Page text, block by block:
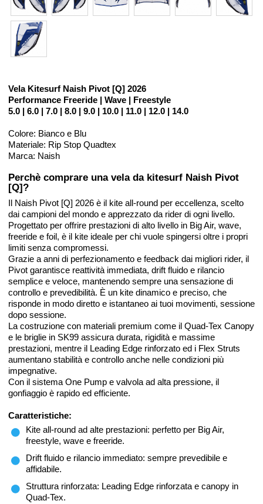
Vela Kitesurf Naish Pivot [Q] 2026
Performance Freeride | Wave | Freestyle
5.0 | 6.0 | 7.0 | 8.0 | 9.0 | 10.0 | 11.0 | 12.0 | 14.0
Colore: Bianco e Blu
Materiale: Rip Stop Quadtex
Marca: Naish
Perchè comprare una vela da kitesurf Naish Pivot
[Q]?
Il Naish Pivot [Q] 2026 è il kite all-round per eccellenza, scelto
dai campioni del mondo e apprezzato da rider di ogni livello.
Progettato per offrire prestazioni di alto livello in Big Air, wave,
freeride e foil, è il kite ideale per chi vuole spingersi oltre i propri
limiti senza compromessi.
Grazie a anni di perfezionamento e feedback dai migliori rider, il
Pivot garantisce reattività immediata, drift fluido e rilancio
semplice e veloce, mantenendo sempre una sensazione di
controllo e prevedibilità. È un kite dinamico e preciso, che
risponde in modo diretto e istantaneo ai tuoi movimenti, sessione
dopo sessione.
La costruzione con materiali premium come il Quad-Tex Canopy
e le briglie in SK99 assicura durata, rigidità e massime
prestazioni, mentre il Leading Edge rinforzato ed i Flex Struts
aumentano stabilità e controllo anche nelle condizioni più
impegnative.
Con il sistema One Pump e valvola ad alta pressione, il
gonfiaggio è rapido ed efficiente.
Caratteristiche:
Kite all-round ad alte prestazioni: perfetto per Big Air,
freestyle, wave e freeride.
Drift fluido e rilancio immediato: sempre prevedibile e
affidabile.
Struttura rinforzata: Leading Edge rinforzata e canopy in
Quad-Tex.